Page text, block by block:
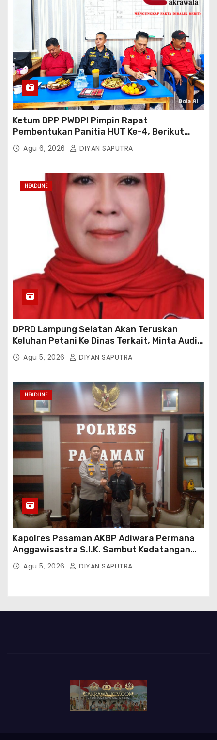
Ketum DPP PWDPI Pimpin Rapat
Pembentukan Panitia HUT Ke-4, Berikut
Susunan Dan Rangkaian Kegiatannya
Agu 6, 2026 DIYAN SAPUTRA
HEADLINE
DPRD Lampung Selatan Akan Teruskan
Keluhan Petani Ke Dinas Terkait, Minta Audit
Penyaluran Pupuk Bersubsidi Di Desa Budi
Lestari
Agu 5, 2026 DIYAN SAPUTRA
HEADLINE
Kapolres Pasaman AKBP Adiwara Permana
Anggawisastra S.I.K. Sambut Kedatangan
Kepala Cakrawala Tv Sumatera Barat
Agu 5, 2026 DIYAN SAPUTRA